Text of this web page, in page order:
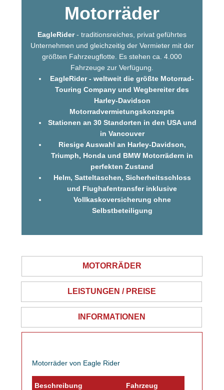
Motorräder
EagleRider- traditionsreiches, privat geführtes
Unternehmen und gleichzeitig der Vermieter mit der
größten Fahrzeugflotte. Es stehen ca. 4.000
Fahrzeuge zur Verfügung.
EagleRider - weltweit die größte Motorrad-
Touring Company und Wegbereiter des
Harley-Davidson
Motorradvermietungskonzepts
Stationen an 30 Standorten in den USA und
in Vancouver
Riesige Auswahl an Harley-Davidson,
Triumph, Honda und BMW Motorrädern in
perfekten Zustand
Helm, Satteltaschen, Sicherheitsschloss
und Flughafentransfer inklusive
Vollkaskoversicherung ohne
Selbstbeteiligung
MOTORRÄDER
LEISTUNGEN / PREISE
INFORMATIONEN
Motorräder von Eagle Rider
Beschreibung Fahrzeug